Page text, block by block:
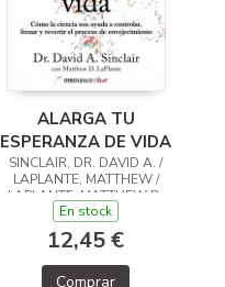
ALARGA TU
ESPERANZA DE VIDA
SINCLAIR, DR. DAVID A. /
LAPLANTE, MATTHEW /
LAPLANTE, MATTHEW D.
En stock
12,45 €
Comprar